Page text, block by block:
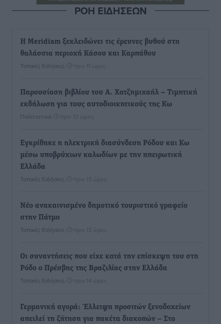
ΡΟΗ ΕΙΔΗΣΕΩΝ
Η Meridiam ξεκλειδώνει τις έρευνες βυθού στη
θαλάσσια περιοχή Κάσου και Καρπάθου
Τοπικές Ειδήσεις πριν 11 ώρες
Παρουσίαση βιβλίου του Α. Χατζημιχαήλ – Τιμητική
εκδήλωση για τους αυτοδιοικητικούς της Κω
Πολιτιστικά πριν 12 ώρες
Εγκρίθηκε η ηλεκτρική διασύνδεση Ρόδου και Κω
μέσω υποβρύχιων καλωδίων με την ηπειρωτική
Ελλάδα
Τοπικές Ειδήσεις πριν 13 ώρες
Νέο ανακαινισμένο δημοτικό τουριστικό γραφείο
στην Πάτμο
Τοπικές Ειδήσεις πριν 13 ώρες
Οι συναντήσεις που είχε κατά την επίσκεψη του στη
Ρόδο ο Πρέσβης της Βραζιλίας στην Ελλάδα
Τοπικές Ειδήσεις πριν 14 ώρες
Γερμανική αγορά: Έλλειψη προσιτών ξενοδοχείων
απειλεί τη ζήτηση για πακέτα διακοπών – Στο